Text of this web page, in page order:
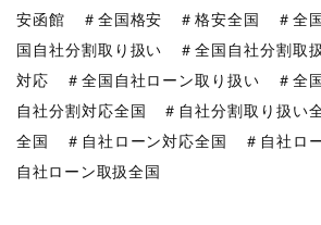
安函館 ＃全国格安 ＃格安全国 ＃全
国自社分割取り扱い ＃全国自社分割取
対応 ＃全国自社ローン取り扱い ＃全
自社分割対応全国 ＃自社分割取り扱い
全国 ＃自社ローン対応全国 ＃自社ロ
自社ローン取扱全国